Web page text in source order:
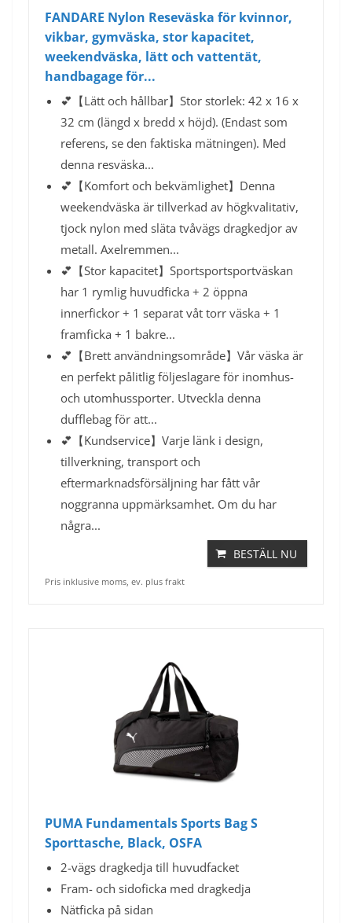
FANDARE Nylon Reseväska för kvinnor,
vikbar, gymväska, stor kapacitet,
weekendväska, lätt och vattentät,
handbagage för...
💕【Lätt och hållbar】Stor storlek: 42 x 16 x
32 cm (längd x bredd x höjd). (Endast som
referens, se den faktiska mätningen). Med
denna resväska...
💕【Komfort och bekvämlighet】Denna
weekendväska är tillverkad av högkvalitativ,
tjock nylon med släta tvåvägs dragkedjor av
metall. Axelremmen...
💕【Stor kapacitet】Sportsportsportväskan
har 1 rymlig huvudficka + 2 öppna
innerfickor + 1 separat våt torr väska + 1
framficka + 1 bakre...
💕【Brett användningsområde】Vår väska är
en perfekt pålitlig följeslagare för inomhus-
och utomhussporter. Utveckla denna
dufflebag för att...
💕【Kundservice】Varje länk i design,
tillverkning, transport och
eftermarknadsförsäljning har fått vår
noggranna uppmärksamhet. Om du har
några...
BESTÄLL NU
Pris inklusive moms, ev. plus frakt
PUMA Fundamentals Sports Bag S
Sporttasche, Black, OSFA
2-vägs dragkedja till huvudfacket
Fram- och sidoficka med dragkedja
Nätficka på sidan